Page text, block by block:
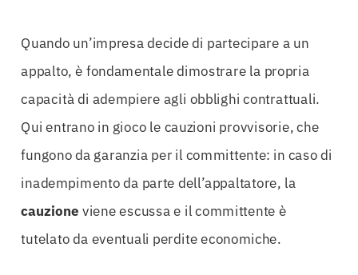
Quando un’impresa decide di partecipare a un
appalto, è fondamentale dimostrare la propria
capacità di adempiere agli obblighi contrattuali.
Qui entrano in gioco le cauzioni provvisorie, che
fungono da garanzia per il committente: in caso di
inadempimento da parte dell’appaltatore, la
cauzione viene escussa e il committente è
tutelato da eventuali perdite economiche.